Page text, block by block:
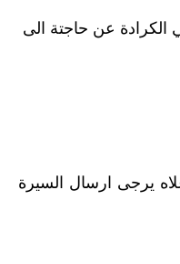
عن حاجتة الى
يرجى ارسال السيرة